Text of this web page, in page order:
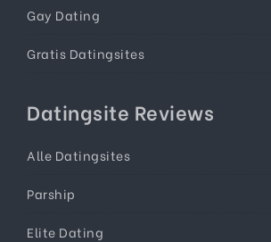
Gay Dating
Gratis Datingsites
Datingsite Reviews
Alle Datingsites
Parship
Elite Dating